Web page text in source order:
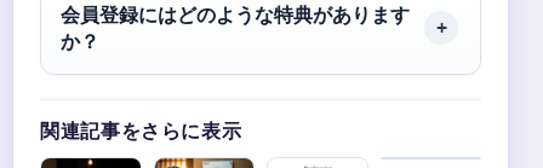
会員登録にはどのような特典があります
か？
関連記事をさらに表示